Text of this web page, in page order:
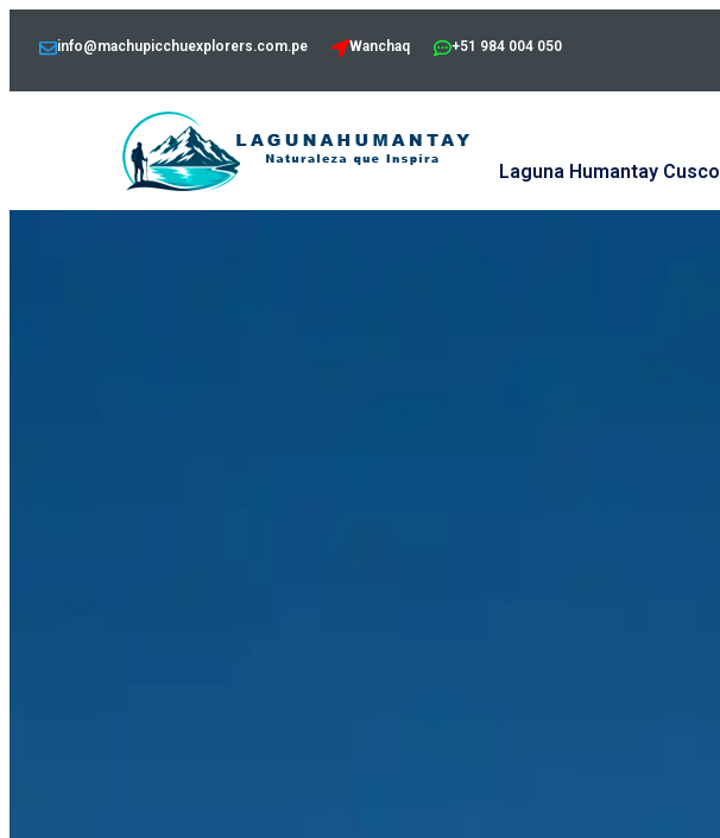
info@machupicchuexplorers.com.pe Wanchaq +51 984 004 050
Laguna Humantay Cusco